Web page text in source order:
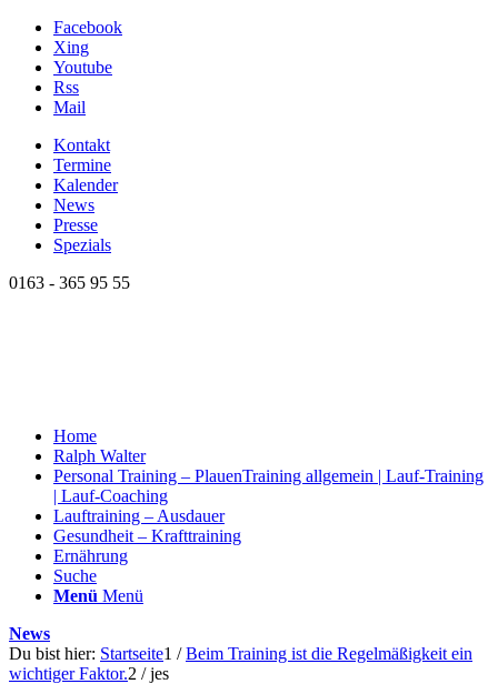
Facebook
Xing
Youtube
Rss
Mail
Kontakt
Termine
Kalender
News
Presse
Spezials
0163 - 365 95 55
Home
Ralph Walter
Personal Training – PlauenTraining allgemein | Lauf-Training
| Lauf-Coaching
Lauftraining – Ausdauer
Gesundheit – Krafttraining
Ernährung
Suche
Menü Menü
News
Du bist hier: Startseite1 / Beim Training ist die Regelmäßigkeit ein
wichtiger Faktor.2 / jes